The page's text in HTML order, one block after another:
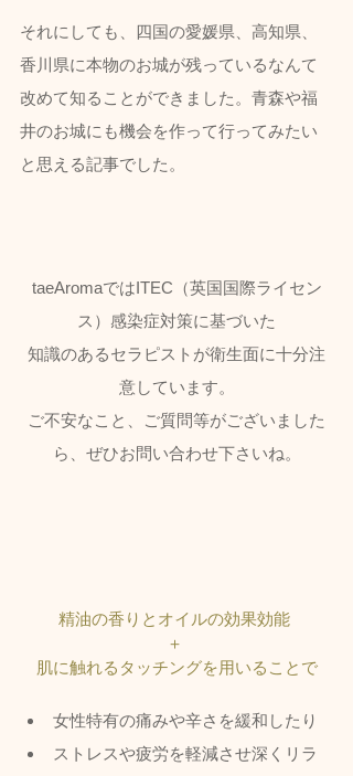
それにしても、四国の愛媛県、高知県、
香川県に本物のお城が残っているなんて
改めて知ることができました。青森や福
井のお城にも機会を作って行ってみたい
と思える記事でした。
taeAromaではITEC（英国国際ライセン
ス）感染症対策に基づいた
知識のあるセラピストが衛生面に十分注
意しています。
ご不安なこと、ご質問等がございました
ら、ぜひお問い合わせ下さいね。
精油の香りとオイルの効果効能
＋
肌に触れるタッチングを用いることで
女性特有の痛みや辛さを緩和したり
ストレスや疲労を軽減させ深くリラ